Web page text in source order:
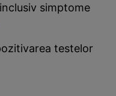
simptome
testelor